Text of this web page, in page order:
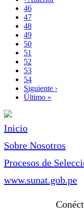
anterior
Page
46
Page
47
Page
48
Page
49
Página
actual
50
Page
51
Page
52
Page
53
Page
54
Siguiente
página
Siguiente ›
Última
Último »
Inicio
Sobre Nosotros
Procesos de
www.sunat.gob.pe